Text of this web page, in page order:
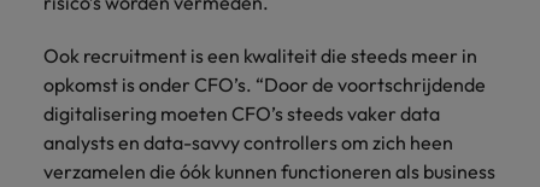
Ook recruitment is een kwaliteit die steeds meer in
opkomst is onder CFO’s. “Door de voortschrijdende
digitalisering moeten CFO’s steeds vaker data
analysts en data-savvy controllers om zich heen
verzamelen die óók kunnen functioneren als business